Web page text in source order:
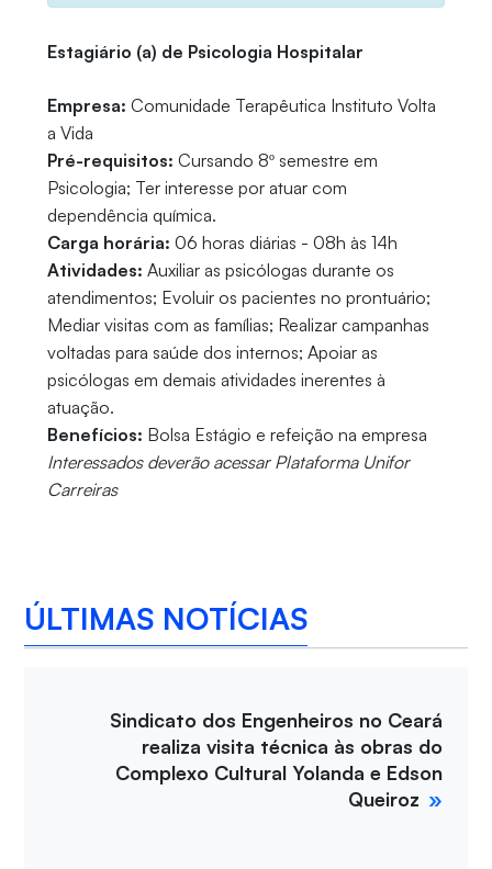
Estagiário (a) de Psicologia Hospitalar
Empresa: Comunidade Terapêutica Instituto Volta
a Vida
Pré-requisitos: Cursando 8º semestre em
Psicologia; Ter interesse por atuar com
dependência química.
Carga horária: 06 horas diárias - 08h às 14h
Atividades: Auxiliar as psicólogas durante os
atendimentos; Evoluir os pacientes no prontuário;
Mediar visitas com as famílias; Realizar campanhas
voltadas para saúde dos internos; Apoiar as
psicólogas em demais atividades inerentes à
atuação.
Benefícios: Bolsa Estágio e refeição na empresa
Interessados deverão acessar Plataforma Unifor
Carreiras
ÚLTIMAS NOTÍCIAS
Sindicato dos Engenheiros no Ceará
realiza visita técnica às obras do
Complexo Cultural Yolanda e Edson
Queiroz